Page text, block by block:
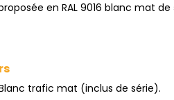
en RAL 9016 blanc mat de
Blanc trafic mat (inclus de série).